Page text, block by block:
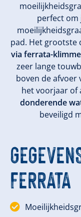
perfect om
pad. Het grootste
via ferrata-
zeer lange
boven de afvoer
het voorjaar of
donderende
beveiligd
FERRATA